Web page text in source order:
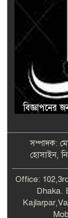
সম্পাদক:
হোসাইন,
Office:
Dhaka.